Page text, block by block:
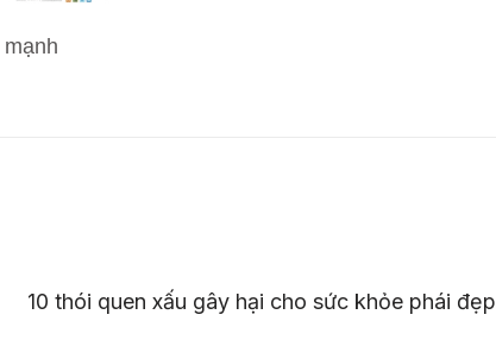
10 thói quen xấu gây hại cho sức khỏe phái đẹp